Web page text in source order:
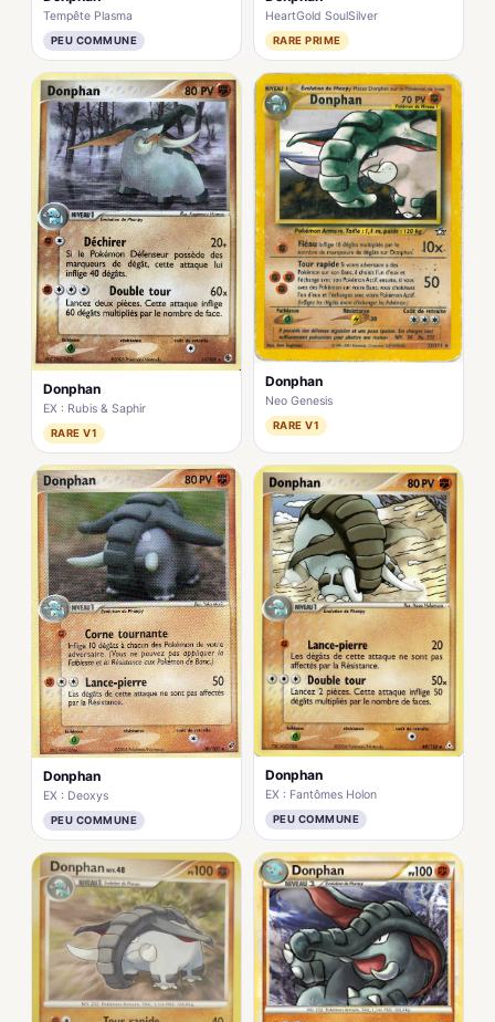
Tempête Plasma
PEU COMMUNE
HeartGold SoulSilver
RARE PRIME
Donphan
EX : Rubis & Saphir
RARE V1
Donphan
Neo Genesis
RARE V1
Donphan
EX : Deoxys
PEU COMMUNE
Donphan
EX : Fantômes Holon
PEU COMMUNE